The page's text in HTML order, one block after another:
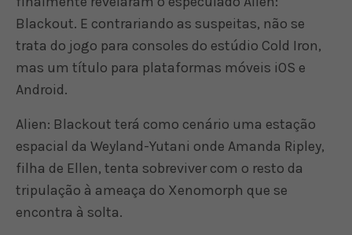
Blackout. E contrariando as suspeitas, não se
trata do jogo para consoles do estúdio Cold Iron,
mas um título para plataformas móveis iOS e
Android.
Alien: Blackout terá como cenário uma estação
espacial da Weyland-Yutani onde Amanda Ripley,
filha de Ellen, tenta sobreviver com o resto da
tripulação à ameaça do Xenomorph que se
encontra à solta.